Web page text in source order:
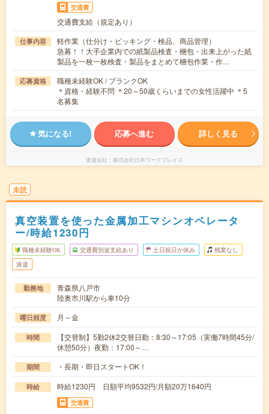
交通費
交通費支給（規定あり）
仕事内容
軽作業（仕分け・ピッキング・検品、商品管理）
急募！！大手企業内での紙製品検査・梱包・出来上がった紙
製品を一枚一枚検査・製品をまとめて梱包作業・作…
応募資格
職種未経験OK / ブランクOK
＊資格・経験不問 ＊20～50歳くらいまでの女性活躍中 ＊5
名募集
気になる! 応募へ進む 詳しく見る
派遣会社 株式会社日本ワークプレイス
未読
真空装置を使った金属加工マシンオペレータ
ー/時給1230円
職種未経験OK 交通費別途支給あり 土日祝日が休み 残業なし
派遣
勤務地
青森県八戸市
陸奥市川駅から車10分
曜日頻度 月～金
時間
【交替制】5勤2休2交替日勤：8:30～17:05（実働7時間45分/
休憩50分）夜勤：17:00～…
期間 ・長期・即日スタートOK！
時給 時給1230円 日額平均9532円/月額20万1640円
交通費